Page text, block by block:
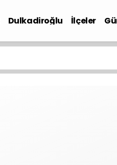
Dulkadiroğlu İlçeler